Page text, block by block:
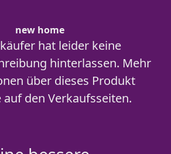
new home
hat leider keine
hinterlassen. Mehr
über dieses Produkt
auf den Verkaufsseiten.